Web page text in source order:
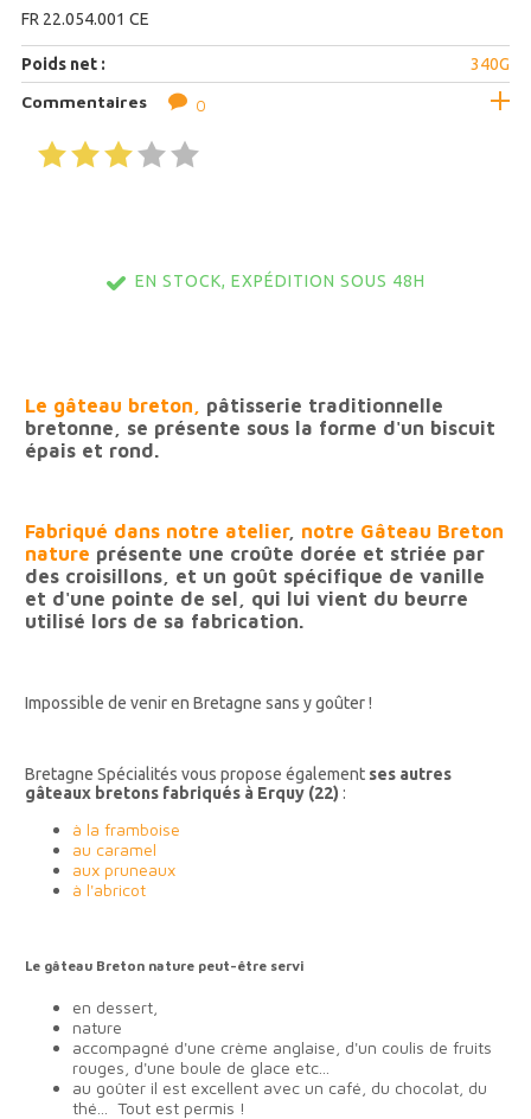
FR 22.054.001 CE
Poids net : 340G
Commentaires 0
EN STOCK, EXPÉDITION SOUS 48H
Le gâteau breton,
pâtisserie traditionnelle
bretonne, se présente sous la forme d'un biscuit
épais et rond.
Fabriqué dans notre atelier, notre Gâteau Breton
nature présente une croûte dorée et striée par
des croisillons, et un goût spécifique de vanille
et d'une pointe de sel, qui lui vient du beurre
utilisé lors de sa fabrication.
Impossible de venir en Bretagne sans y goûter !
Bretagne Spécialités vous propose également ses autres
gâteaux bretons fabriqués à Erquy (22) :
à la framboise
au caramel
aux pruneaux
à l'abricot
Le gâteau Breton nature peut-être servi
en dessert,
nature
accompagné d'une crème anglaise, d'un coulis de fruits
rouges, d'une boule de glace etc...
au goûter il est excellent avec un café, du chocolat, du
thé... Tout est permis !